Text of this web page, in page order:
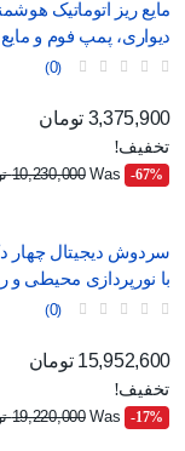
مایع ریز اتوماتیک
دیواری، پمپ فوم و
شارژ با USB و 4 حالت تنظیم
0
قیمت عادی
قیمت
3,375,900 تومان
تخفیف!
‎-67%
Was 10,230,000 تومان
سردوش دیجیتال چهار
با نورپردازی محیطی و
خاکستری
0
قیمت عادی
قیمت
15,952,600 تومان
تخفیف!
‎-17%
Was 19,220,000 تومان